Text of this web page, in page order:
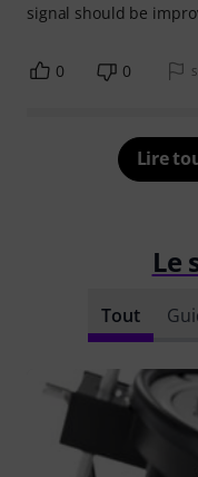
signal should be
0 0
Lire
Le
Tout